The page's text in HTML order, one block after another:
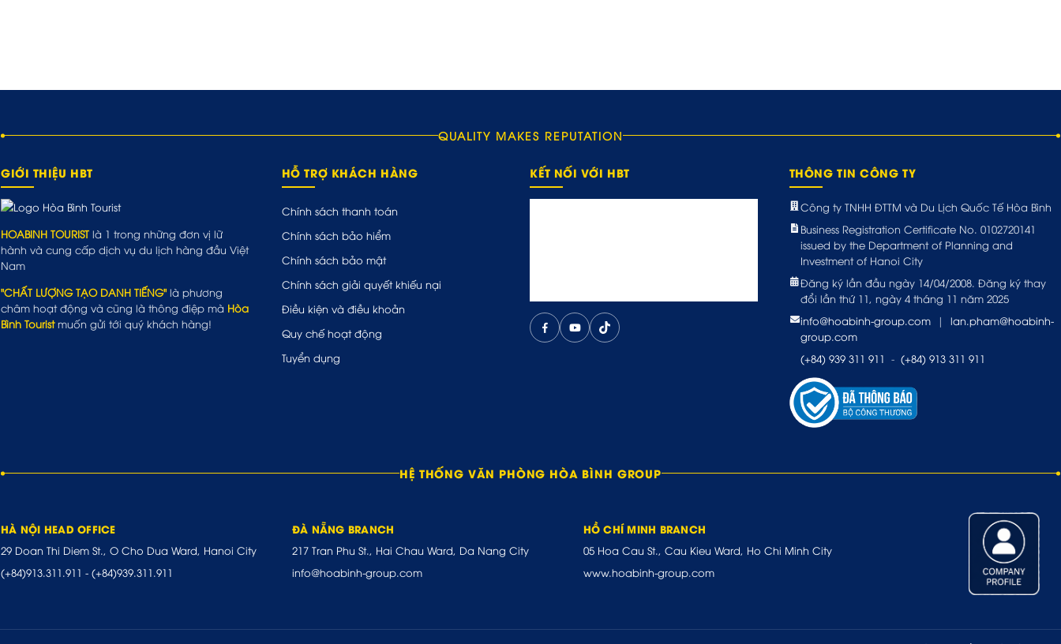
QUALITY MAKES REPUTATION
GIỚI THIỆU HBT
HOABINH TOURIST là 1 trong những đơn vị lữ
hành và cung cấp dịch vụ du lịch hàng đầu Việt
Nam
"CHẤT LƯỢNG TẠO DANH TIẾNG" là phương
châm hoạt động và cũng là thông điệp mà Hòa
Bình Touristmuốn gửi tới quý khách hàng!
HỖ TRỢ KHÁCH HÀNG
Chính sách thanh toán
Chính sách bảo hiểm
Chính sách bảo mật
Chính sách giải quyết khiếu nại
Điều kiện và điều khoản
Quy chế hoạt động
Tuyển dụng
KẾT NỐI VỚI HBT THÔNG TIN CÔNG TY
Công ty TNHH ĐTTM và Du Lịch Quốc Tế Hòa Bình
Business Registration Certificate No. 0102720141
issued by the Department of Planning and
Investment of Hanoi City
Đăng ký lần đầu ngày 14/04/2008. Đăng ký thay
đổi lần thứ 11, ngày 4 tháng 11 năm 2025
info@hoabinh-group.com
|
lan.pham@hoabinh-
group.com
(+84) 939 311 911 - (+84) 913 311 911
HỆ THỐNG VĂN PHÒNG HÒA BÌNH GROUP
HÀ NỘI HEAD OFFICE
29 Doan Thi Diem St., O Cho Dua Ward, Hanoi City
(+84)913.311.911 - (+84)939.311.911
ĐÀ NẴNG BRANCH
217 Tran Phu St., Hai Chau Ward, Da Nang City
info@hoabinh-group.com
HỒ CHÍ MINH BRANCH
05 Hoa Cau St., Cau Kieu Ward, Ho Chi Minh City
www.hoabinh-group.com